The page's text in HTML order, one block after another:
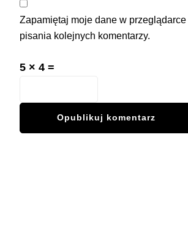
Zapamiętaj moje dane w
pisania kolejnych komentarzy.
5 × 4 =